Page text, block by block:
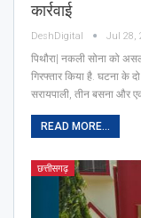
कार्रवाई
DeshDigital Jul 28,
पिथौरा| नकली सोना को
गिरफ्तार किया है. घटना के
सरायपाली, तीन बसना और
READ MORE...
छत्तीसगढ़